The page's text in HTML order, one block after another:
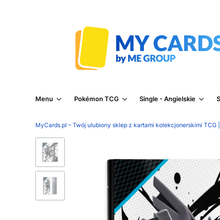
Menu Pokémon TCG Single - Angielskie
MyCards.pl – Twój ulubiony sklep z kartami kolekcjonerskimi TCG